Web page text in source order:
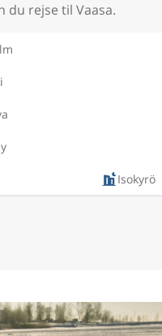
du rejse til Vaasa.
Isokyrö